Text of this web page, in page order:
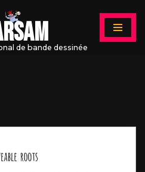
de bande dessinée